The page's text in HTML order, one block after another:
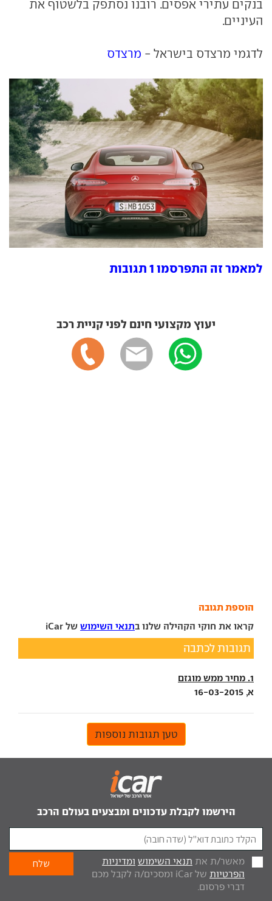
בנקים עתירי אפסים. רובנו נסתפק בלשטוף את
העיניים.
לדגמי מרצדס בישראל - מרצדס
למאמר זה התפרסמו 1 תגובות
יעוץ מקצועי חינם לפני קניית רכב
הוספת תגובה
קראו את חוקי הקהילה שלנו בתנאי השימוש של iCar
תגובות לכתבה
1. מחיר ממש מוגזם
א, 16-03-2015
טען תגובות נוספות
הירשמו לקבלת עדכונים ומבצעים בעולם הרכב
מאשר/ת את תנאי השימוש ומדיניות
הפרטיות
של iCar ומסכים/ה לקבל מכם
דברי פרסום.